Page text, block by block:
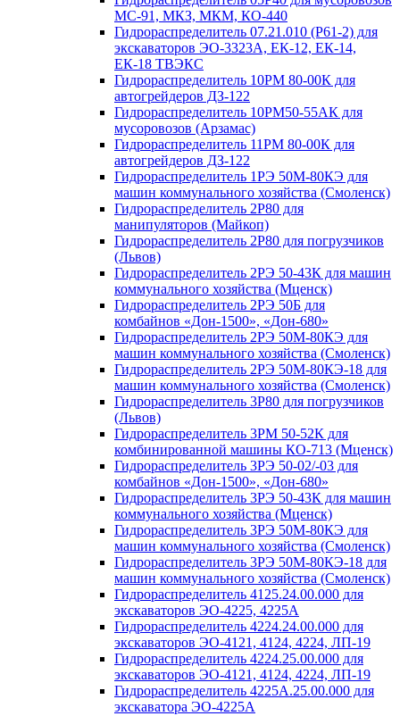
МС-91, МКЗ, МКМ, КО-440
Гидрораспределитель 07.21.010 (Р61-2) для
экскаваторов ЭО-3323А, ЕК-12, ЕК-14,
ЕК-18 ТВЭКС
Гидрораспределитель 10РМ 80-00К для
автогрейдеров ДЗ-122
Гидрораспределитель 10РМ50-55АК для
мусоровозов (Арзамас)
Гидрораспределитель 11РМ 80-00К для
автогрейдеров ДЗ-122
Гидрораспределитель 1РЭ 50М-80КЭ для
машин коммунального хозяйства (Смоленск)
Гидрораспределитель 2Р80 для
манипуляторов (Майкоп)
Гидрораспределитель 2Р80 для погрузчиков
(Львов)
Гидрораспределитель 2РЭ 50-43К для машин
коммунального хозяйства (Мценск)
Гидрораспределитель 2РЭ 50Б для
комбайнов «Дон-1500», «Дон-680»
Гидрораспределитель 2РЭ 50М-80КЭ для
машин коммунального хозяйства (Смоленск)
Гидрораспределитель 2РЭ 50М-80КЭ-18 для
машин коммунального хозяйства (Смоленск)
Гидрораспределитель 3Р80 для погрузчиков
(Львов)
Гидрораспределитель 3РМ 50-52К для
комбинированной машины КО-713 (Мценск)
Гидрораспределитель 3РЭ 50-02/-03 для
комбайнов «Дон-1500», «Дон-680»
Гидрораспределитель 3РЭ 50-43К для машин
коммунального хозяйства (Мценск)
Гидрораспределитель 3РЭ 50М-80КЭ для
машин коммунального хозяйства (Смоленск)
Гидрораспределитель 3РЭ 50М-80КЭ-18 для
машин коммунального хозяйства (Смоленск)
Гидрораспределитель 4125.24.00.000 для
экскаваторов ЭО-4225, 4225А
Гидрораспределитель 4224.24.00.000 для
экскаваторов ЭО-4121, 4124, 4224, ЛП-19
Гидрораспределитель 4224.25.00.000 для
экскаваторов ЭО-4121, 4124, 4224, ЛП-19
Гидрораспределитель 4225А.25.00.000 для
экскаватора ЭО-4225А